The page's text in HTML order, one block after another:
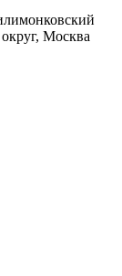
Москва